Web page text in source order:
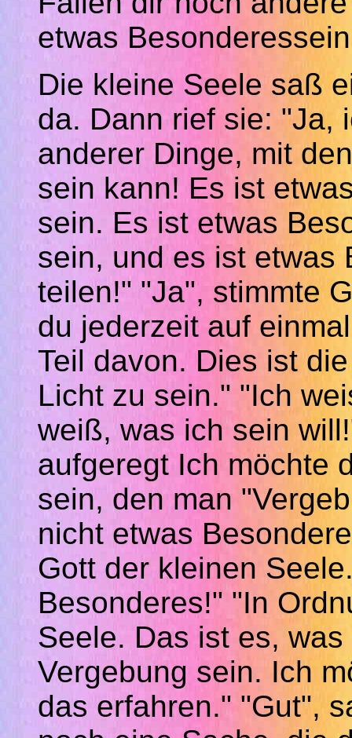
etwas Besonderessein
Die kleine Seele saß
da. Dann rief sie: "Ja,
anderer Dinge, mit
sein kann! Es ist
sein. Es ist etwas
sein, und es ist etwas
teilen!" "Ja", stimmte
du jederzeit auf
Teil davon. Dies ist
Licht zu sein." "Ich
weiß, was ich sein
aufgeregt Ich möchte
sein, den man
nicht etwas
Gott der kleinen
Besonderes!" "In
Seele. Das ist es,
Vergebung sein. Ich
das erfahren." "Gut",